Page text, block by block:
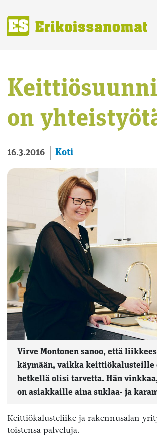
content
on
16.3.2016 Koti
Virve Montonen sanoo, että
käymään, vaikka
hetkellä olisi tarvetta. Hän
on asiakkaille aina suklaa- ja
Keittiökalusteliike ja rakennusalan
toistensa palveluja.